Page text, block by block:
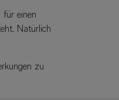
für einen
Natürlich
zu